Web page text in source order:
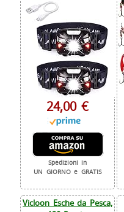
24,00 €
Spedizioni in
UN GIORNO e GRATIS
Vicloon Esche da Pesca,